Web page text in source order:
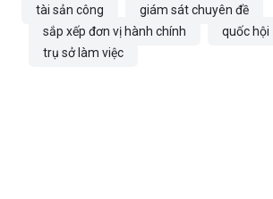
tài sản công
giám sát chuyên đề
sắp xếp đơn vị hành chính
quốc hội
trụ sở làm việc